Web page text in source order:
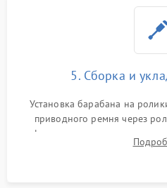
5. Сборка и
Установка барабана на
приводного ремня через
фиксация всех узлов,
модулю управления. Монтаж